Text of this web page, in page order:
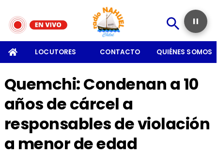
LOCUTORES CONTACTO QUIÉNES SOMOS
Quemchi: Condenan a 10
años de cárcel a
responsables de violación
a menor de edad